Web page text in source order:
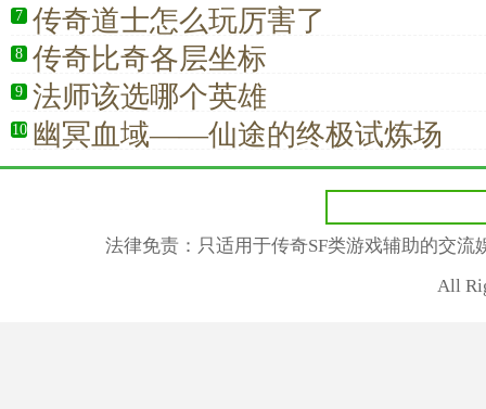
7 传奇道士怎么玩厉害了
8 传奇比奇各层坐标
9 法师该选哪个英雄
10 幽冥血域——仙途的终极试炼场
法律免责：只适用于传奇SF类游戏辅助的交
All